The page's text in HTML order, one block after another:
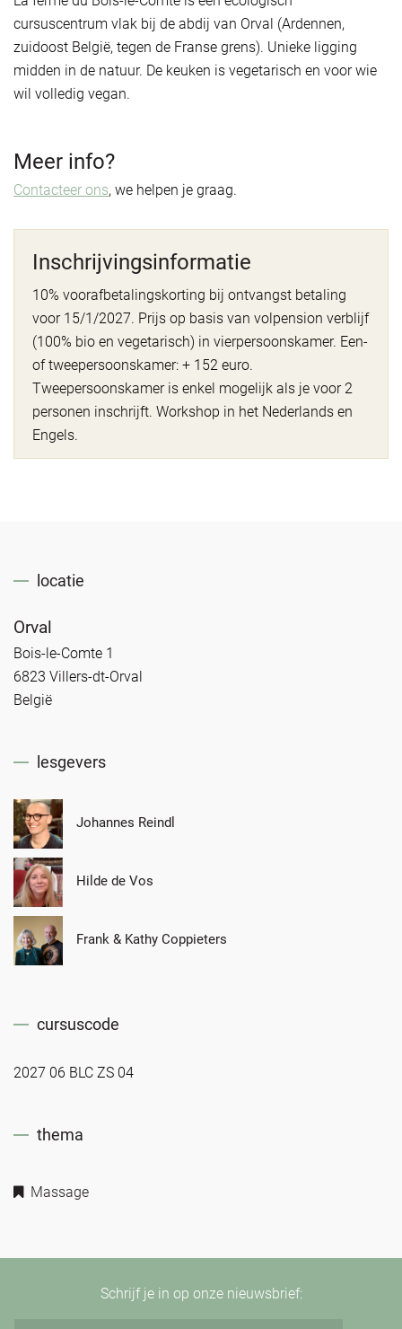
cursuscentrum vlak bij de abdij van Orval (Ardennen,
zuidoost België, tegen de Franse grens). Unieke ligging
midden in de natuur. De keuken is vegetarisch en voor wie
wil volledig vegan.
Meer info?
Contacteer ons, we helpen je graag.
Inschrijvingsinformatie
10% voorafbetalingskorting bij ontvangst betaling
voor 15/1/2027. Prijs op basis van volpension verblijf
(100% bio en vegetarisch) in vierpersoonskamer. Een-
of tweepersoonskamer: + 152 euro.
Tweepersoonskamer is enkel mogelijk als je voor 2
personen inschrijft. Workshop in het Nederlands en
Engels.
locatie
Orval
Bois-le-Comte 1
6823 Villers-dt-Orval
België
lesgevers
Johannes Reindl
Hilde de Vos
Frank & Kathy Coppieters
cursuscode
2027 06 BLC ZS 04
thema
Massage
Schrijf je in op onze nieuwsbrief: